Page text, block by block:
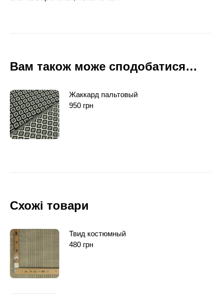
Вам також може сподобатися…
Жаккард пальтовый
950 грн
Схожі товари
Твид костюмный
480 грн